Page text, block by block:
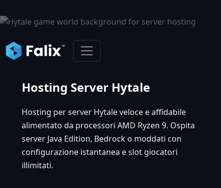
Hosting Server Hytale
Hosting per server Hytale veloce e affidabile
alimentato da processori AMD Ryzen 9. Ospita
server Java Edition, Bedrock o moddati con
configurazione istantanea e slot giocatori
illimitati.